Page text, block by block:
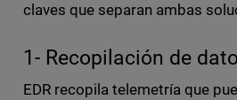
claves que separan ambas
1- Recopilación de
EDR recopila telemetría que